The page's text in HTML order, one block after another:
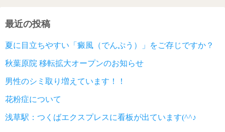
最近の投稿
夏に目立ちやすい「癜風（でんぷう）」をご存じですか？
秋葉原院 移転拡大オープンのお知らせ
男性のシミ取り増えています！！
花粉症について
浅草駅：つくばエクスプレスに看板が出ています(^^♪